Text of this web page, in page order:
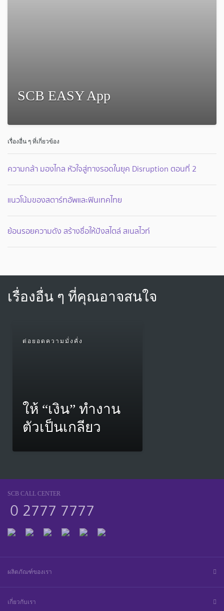
SCB EASY App
เรื่องอื่น ๆ ที่เกี่ยวข้อง
ความกล้า มองไกล หัวใจสู่ทางรอดในยุค Disruption ตอนที่ 2
แนวโน้มของสตาร์ทอัพและฟินเทคไทย
ย้อนรอยความดัง สร้างชื่อให้ปังสไตล์ สเนลไวท์
เรื่องอื่น ๆ ที่คุณอาจสนใจ
ต่อยอดความมั่งคั่ง
ให้ “เงิน” ทำงาน
ตัวเป็นเกลียว
SCB CALL CENTER
0 2777 7777
ผลิตภัณฑ์ของเรา
เกี่ยวกับเรา